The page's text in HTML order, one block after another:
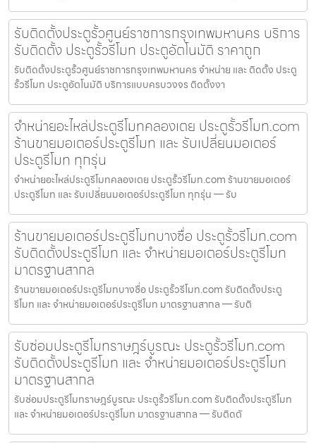
รับติดตั้งประตูรั้วศูนย์ราชการกรุงเทพมหานคร บริการ
รับติดตั้ง ประตูรั้วรีโมท ประตูอัตโนมัติ ราคาถูก
รับติดตั้งประตูรั้วศูนย์ราชการกรุงเทพมหานคร จำหน่าย และ ติดตั้ง ประตู
รั้วรีโมท ประตูอัตโนมัติ บริการแบบครบวงจร ติดตั้งงา
จำหน่ายอะไหล่ประตูรีโมทคลองเตย ประตูรั้วรีโมท.com
ร้านขายมอเตอร์ประตูรีโมท และ รับเปลี่ยนมอเตอร์
ประตูรีโมท ทุกรุ่น
จำหน่ายอะไหล่ประตูรีโมทคลองเตย ประตูรั้วรีโมท.com ร้านขายมอเตอร์
ประตูรีโมท และ รับเปลี่ยนมอเตอร์ประตูรีโมท ทุกรุ่น — รับ
ร้านขายมอเตอร์ประตูรีโมทบางซื่อ ประตูรั้วรีโมท.com
รับติดตั้งประตูรีโมท และ จำหน่ายมอเตอร์ประตูรีโมท
มาตรฐานสากล
ร้านขายมอเตอร์ประตูรีโมทบางซื่อ ประตูรั้วรีโมท.com รับติดตั้งประตู
รีโมท และ จำหน่ายมอเตอร์ประตูรีโมท มาตรฐานสากล — รับติ
รับซ่อมประตูรีโมทราษฎร์บูรณะ ประตูรั้วรีโมท.com
รับติดตั้งประตูรีโมท และ จำหน่ายมอเตอร์ประตูรีโมท
มาตรฐานสากล
รับซ่อมประตูรีโมทราษฎร์บูรณะ ประตูรั้วรีโมท.com รับติดตั้งประตูรีโมท
และ จำหน่ายมอเตอร์ประตูรีโมท มาตรฐานสากล — รับติดตั